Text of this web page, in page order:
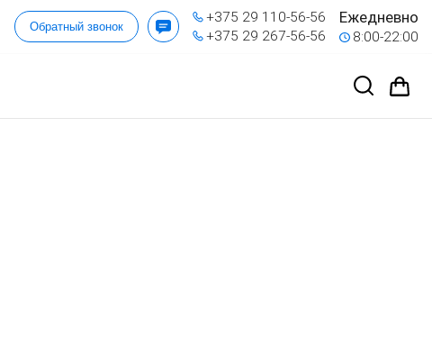
Обратный звонок
+375 29 110-56-56
+375 29 267-56-56
Ежедневно
8:00-22:00